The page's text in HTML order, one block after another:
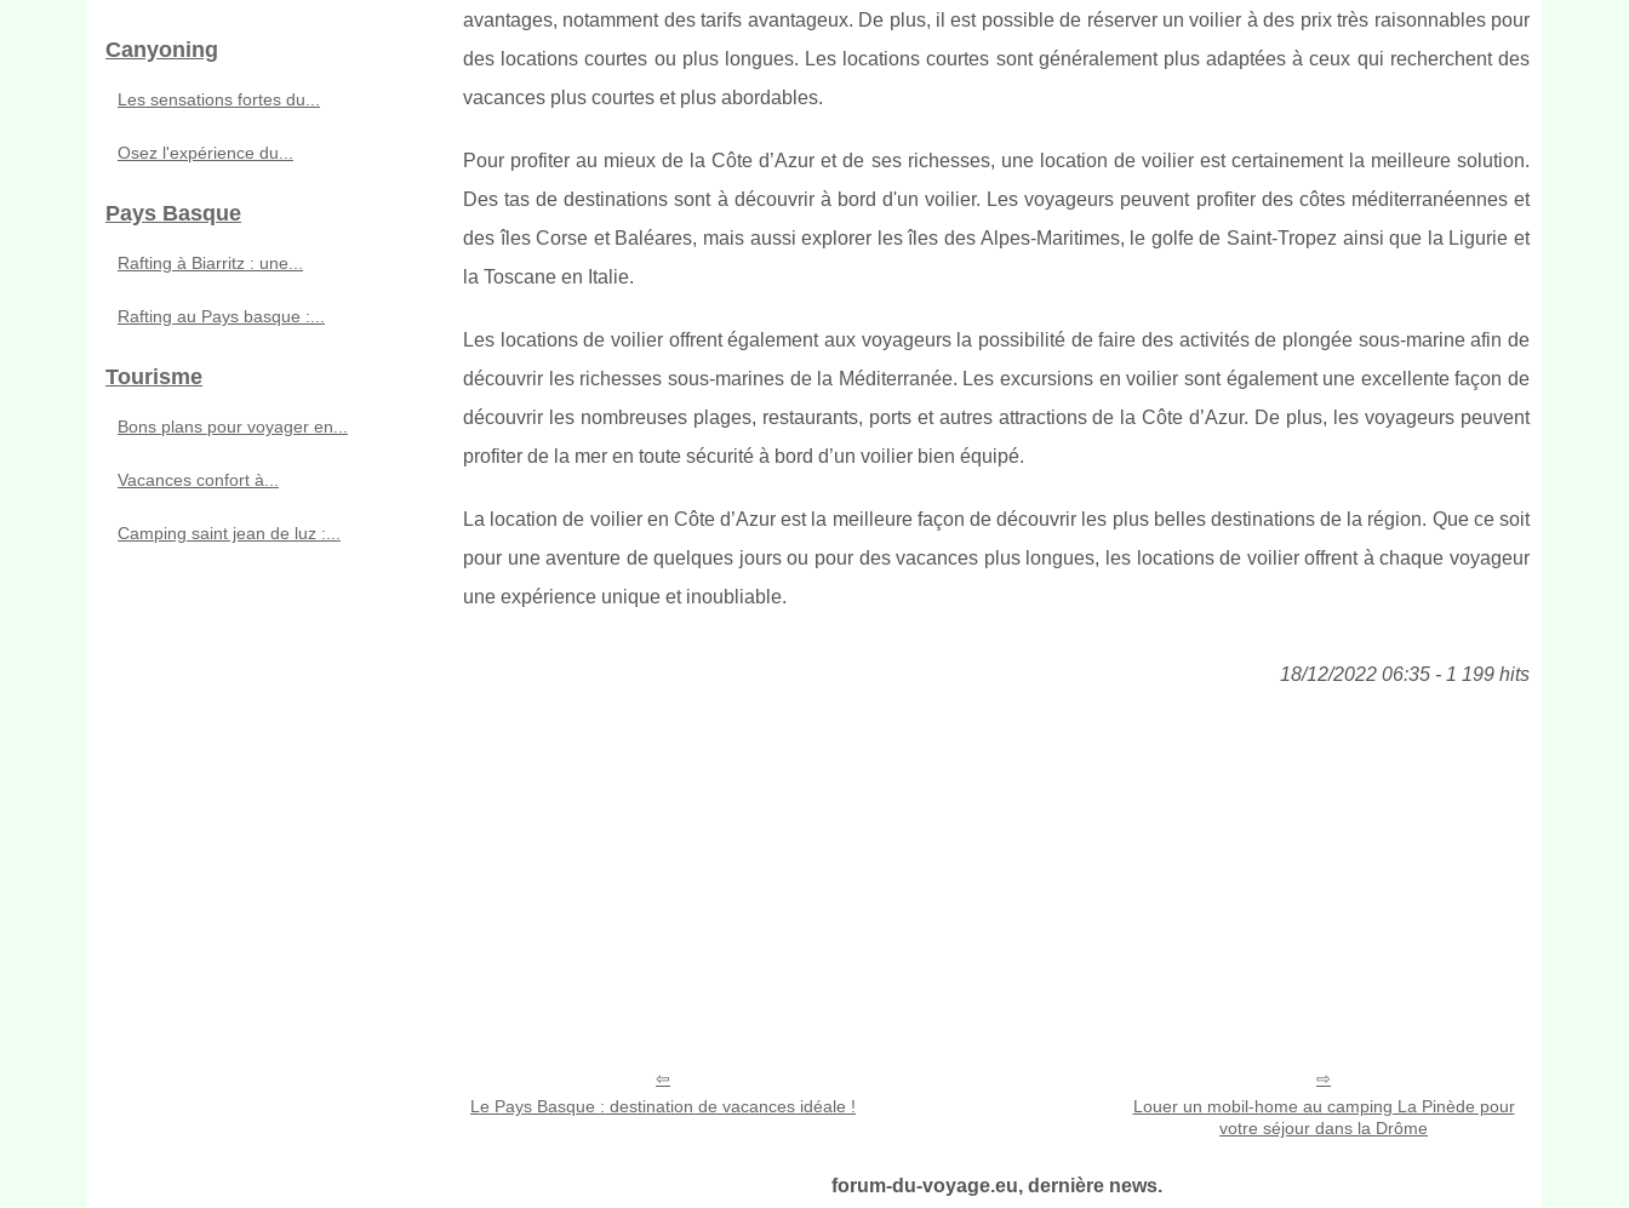
avantages, notamment des tarifs avantageux. De plus, il est possible de réserver un voilier à des prix très raisonnables pour
des locations courtes ou plus longues. Les locations courtes sont généralement plus adaptées à ceux qui recherchent des
vacances plus courtes et plus abordables.
Pour profiter au mieux de la Côte d’Azur et de ses richesses, une location de voilier est certainement la meilleure solution.
Des tas de destinations sont à découvrir à bord d'un voilier. Les voyageurs peuvent profiter des côtes méditerranéennes et
des îles Corse et Baléares, mais aussi explorer les îles des Alpes-Maritimes, le golfe de Saint-Tropez ainsi que la Ligurie et
la Toscane en Italie.
Les locations de voilier offrent également aux voyageurs la possibilité de faire des activités de plongée sous-marine afin de
découvrir les richesses sous-marines de la Méditerranée. Les excursions en voilier sont également une excellente façon de
découvrir les nombreuses plages, restaurants, ports et autres attractions de la Côte d’Azur. De plus, les voyageurs peuvent
profiter de la mer en toute sécurité à bord d’un voilier bien équipé.
La location de voilier en Côte d’Azur est la meilleure façon de découvrir les plus belles destinations de la région. Que ce soit
pour une aventure de quelques jours ou pour des vacances plus longues, les locations de voilier offrent à chaque voyageur
une expérience unique et inoubliable.
18/12/2022 06:35 - 1 199 hits
Le Pays Basque : destination de vacances idéale !
Louer un mobil-home au camping La Pinède pour
votre séjour dans la Drôme
forum-du-voyage.eu, dernière news.
Canyoning
Les sensations fortes du...
Osez l'expérience du...
Pays Basque
Rafting à Biarritz : une...
Rafting au Pays basque :...
Tourisme
Bons plans pour voyager en...
Vacances confort à...
Camping saint jean de luz :...